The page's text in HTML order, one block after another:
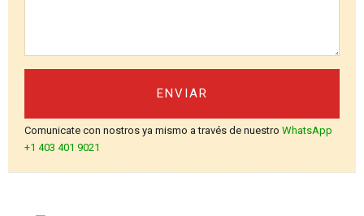
Comunicate con nostros ya mismo a través de nuestro WhatsApp
+1 403 401 9021